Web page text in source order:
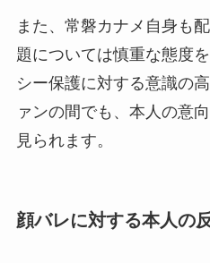
また、常磐カナメ自身も
題については慎重な態度
シー保護に対する意識の
ァンの間でも、本人の意
見られます。
顔バレに対する本人の